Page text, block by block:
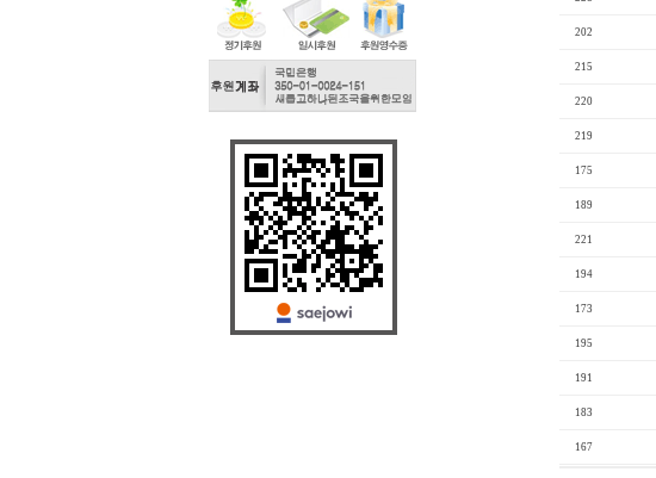
202
215
220
219
175
189
221
194
173
195
191
183
167